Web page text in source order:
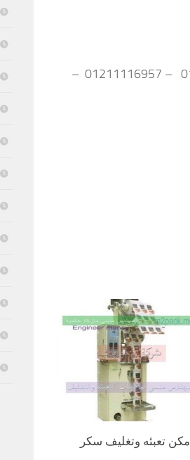
موبايل: 01211116954 – 01211116955 – 01211116956 – 01211116957 –
مكن تعبئه وتغليف سكر